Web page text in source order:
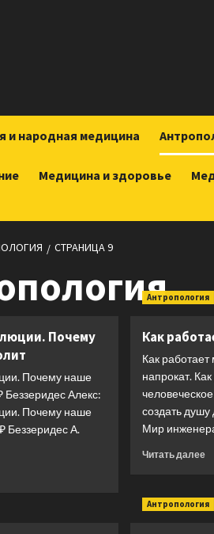
и народная медицина
Медицина и здоровье
СТРАНИЦА 9
Почему
Почему наше
Беззеридес Алекс:
Почему наше
Беззеридес А.
Антропология
Как
Как работает
напрокат.
создать
Мир
Читать далее
Как
Антропология